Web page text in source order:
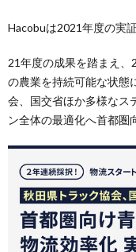
Hacobuは2021年度の実
21年度の成果を踏まえ
の農業を持続可能な状態
会、国交省ほか多様なス
ン全体の最適化へ首都圏